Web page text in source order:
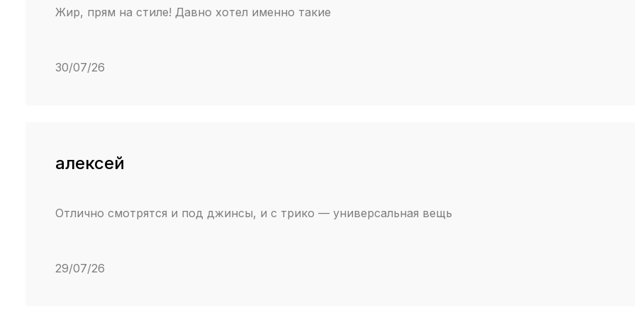
Жир, прям на стиле! Давно хотел именно такие
30/07/26
алексей
Отлично смотрятся и под джинсы, и с трико — универсальная вещь
29/07/26